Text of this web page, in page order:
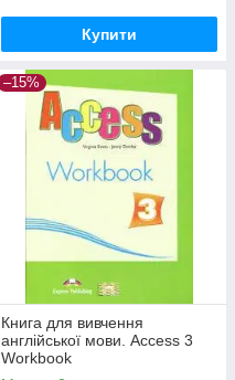
Купити
–15%
Книга для вивчення
англійської мови. Access 3
Workbook